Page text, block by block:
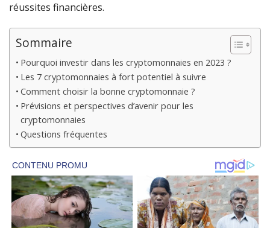
réussites financières.
Sommaire
Pourquoi investir dans les cryptomonnaies en 2023 ?
Les 7 cryptomonnaies à fort potentiel à suivre
Comment choisir la bonne cryptomonnaie ?
Prévisions et perspectives d’avenir pour les
cryptomonnaies
Questions fréquentes